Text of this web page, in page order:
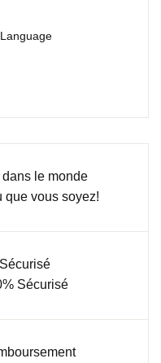
le monde
que vous soyez!
Sécurisé